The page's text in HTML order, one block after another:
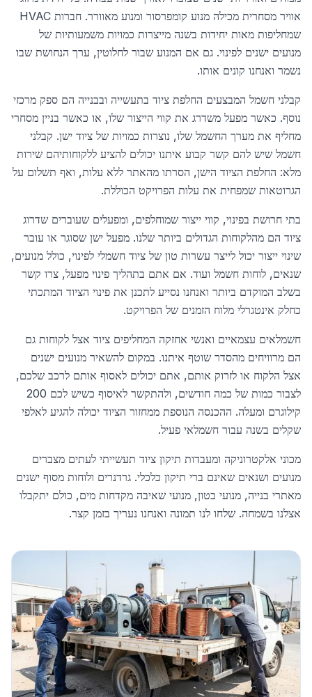
אוויר מסחרית מכילה מנוע קומפרסור ומנוע מאוורר. חברות HVAC
שמחליפות מאות יחידות בשנה מייצרות כמויות משמעותיות של
מנועים ישנים לפינוי. גם אם המנוע שבור לחלוטין, ערך הנחושת שבו
נשמר ואנחנו קונים אותו.
קבלני חשמל המבצעים החלפת ציוד בתעשייה ובבנייה הם ספק מרכזי
נוסף. כאשר מפעל משדרג את קווי הייצור שלו, או כאשר בניין מסחרי
מחליף את מערך החשמל שלו, נוצרות כמויות של ציוד ישן. קבלני
חשמל שיש להם קשר קבוע איתנו יכולים להציע ללקוחותיהם שירות
מלא: החלפת הציוד הישן, הסרתו מהאתר ללא עלות, ואף תשלום על
הגרוטאות שמפחית את עלות הפרויקט הכוללת.
בתי חרושת בפינוי, קווי ייצור שמוחלפים, ומפעלים שעוברים שדרוג
ציוד הם מהלקוחות הגדולים ביותר שלנו. מפעל ישן שסוגר או עובר
שינוי ייצור יכול לייצר עשרות טון של ציוד חשמלי לפינוי, כולל מנועים,
שנאים, לוחות חשמל ועוד. אם אתם בתהליך פינוי מפעל, צרו קשר
בשלב המוקדם ביותר ואנחנו נסייע לתכנן את פינוי הציוד המתכתי
כחלק אינטגרלי מלוח הזמנים של הפרויקט.
חשמלאים עצמאיים ואנשי אחזקה המחליפים ציוד אצל לקוחות גם
הם מרוויחים מהסדר שוטף איתנו. במקום להשאיר מנועים ישנים
אצל הלקוח או לזרוק אותם, אתם יכולים לאסוף אותם לרכב שלכם,
לצבור כמות של כמה חודשים, ולהתקשר לאיסוף כשיש לכם 200
קילוגרם ומעלה. ההכנסה הנוספת ממחזור הציוד יכולה להגיע לאלפי
שקלים בשנה עבור חשמלאי פעיל.
מכוני אלקטרוניקה ומעבדות תיקון ציוד תעשייתי לעתים מצברים
מנועים ושנאים שאינם ברי תיקון כלכלי. גרדנרים ולוחות מסוף ישנים
מאתרי בנייה, מנועי בטון, מנועי שאיבה מקדחות מים, כולם יתקבלו
אצלנו בשמחה. שלחו לנו תמונה ואנחנו נעריך בזמן קצר.